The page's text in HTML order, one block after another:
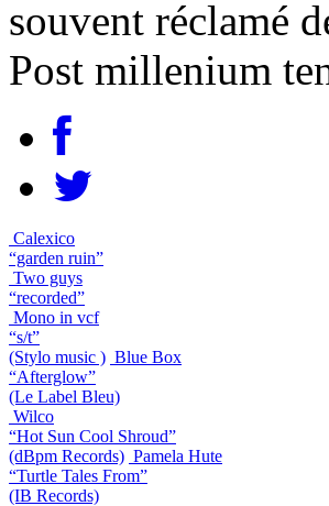
souvent réclamé
Post millenium
Calexico
“garden ruin”
Two guys
“recorded”
Mono in vcf
“s/t”
(Stylo music ) Blue Box
“Afterglow”
(Le Label Bleu)
Wilco
“Hot Sun Cool Shroud”
(dBpm Records) Pamela Hute
“Turtle Tales From”
(IB Records)